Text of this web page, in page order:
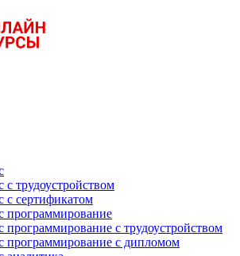
с трудоустройством
с сертификатом
программирование
программирование с трудоустройством
программирование с дипломом